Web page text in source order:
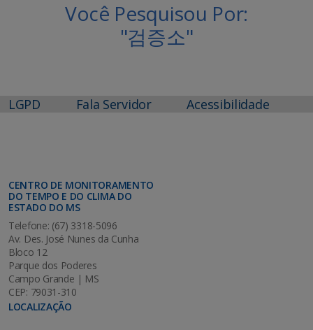
Você Pesquisou Por:
"검증소"
LGPD Fala Servidor Acessibilidade
CENTRO DE MONITORAMENTO
DO TEMPO E DO CLIMA DO
ESTADO DO MS
Telefone: (67) 3318-5096
Av. Des. José Nunes da Cunha
Bloco 12
Parque dos Poderes
Campo Grande | MS
CEP: 79031-310
LOCALIZAÇÃO